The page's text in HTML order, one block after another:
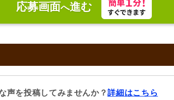
応募画面へ進む
声を投稿してみませんか？詳細はこちら